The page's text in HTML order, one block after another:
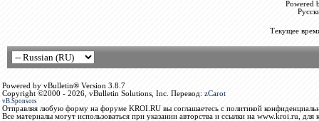
Powered
Текущее
Powered by vBulletin® Version 3.8.7
Copyright ©2000 - 2026, vBulletin Solutions, Inc. Перевод: zCarot
vB.Sponsors
Отправляя любую форму на форуме KROI.RU вы соглашаетесь с политикой
Все материалы могут использоваться при указании авторства и ссылки на www.kroi.ru, для